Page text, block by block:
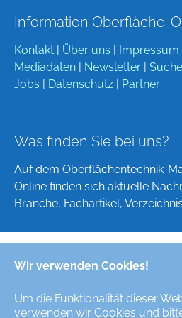
Wir verwenden Cookies!
Um die Funktionalität dieser
verwenden wir Cookies und
Information Oberfläche-
Kontakt | Über uns | Impressum
Mediadaten | Newsletter | Suche
Jobs | Datenschutz | Partner
Was finden Sie bei uns?
Auf dem Oberflächentechnik-
Online finden sich aktuelle
Branche, Fachartikel,
Deutsch